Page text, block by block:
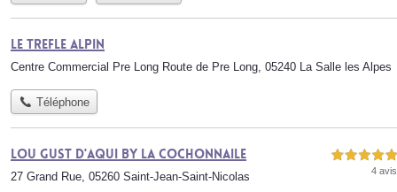
Le Trefle Alpin
Centre Commercial Pre Long Route de Pre Long, 05240 La Salle les Alpes
Téléphone
Lou Gust d'Aqui by la Cochonnaile
27 Grand Rue, 05260 Saint-Jean-Saint-Nicolas
5,0 étoiles sur 5
4 avis